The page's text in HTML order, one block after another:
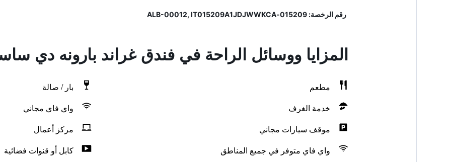
رقم الرخصة: 015209-ALB-00012, IT015209A1JDJWWKCA
المزايا ووسائل الراحة في فندق غراند بارونه دي
مطعم
بار / صالة
خدمة الغرف
واي فاي مجاني
موقف سيارات مجاني
مركز أعمال
واي فاي متوفر في جميع المناطق
كابل أو قنوات فضائية